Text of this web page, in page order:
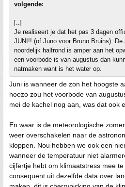
volgende:
[..]
Je realiseert je dat het pas 3 dagen
JUNI!! (of Juno voor Bruno Bruins).
noordelijk halfrond is amper aan het
een voorbode is van augustus dan
natmaken want is het water op.
Juni is wanneer de zon het hoogste
hoezo zou het voorbode van
mei de kachel nog aan, was dat ook
En waar is de meteorologische
weer overschakelen naar de
kloppen. Nou hebben we ook een
wanneer de temperatuur niet
cijfertje hebt om klimaatstress mee
consequent uit dezelfde data over